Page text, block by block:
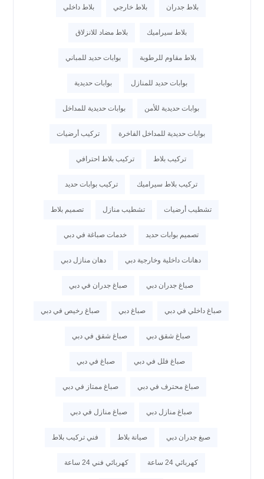
بلاط جدران بلاط خارجي بلاط داخلي
بلاط سيراميك بلاط مضاد للانزلاق
بلاط مقاوم للرطوبة بوابات حديد للمباني
بوابات حديد للمنازل بوابات حديدية
بوابات حديدية للأمن بوابات حديدية للمداخل
بوابات حديدية للمداخل الفاخرة تركيب أرضيات
تركيب بلاط تركيب بلاط احترافي
تركيب بلاط سيراميك تركيب بوابات حديد
تشطيب أرضيات تشطيب منازل تصميم بلاط
تصميم بوابات حديد خدمات صباغة في دبي
دهانات داخلية وخارجية دبي دهان منازل دبي
صباغ جدران دبي صباغ جدران في دبي
صباغ داخلي في دبي صباغ دبي صباغ رخيص في دبي
صباغ شقق دبي صباغ شقق في دبي
صباغ فلل في دبي صباغ في دبي
صباغ محترف في دبي صباغ ممتاز في دبي
صباغ منازل دبي صباغ منازل في دبي
صبغ جدران دبي صيانة بلاط فني تركيب بلاط
كهربائي 24 ساعة كهربائي فني 24 ساعة